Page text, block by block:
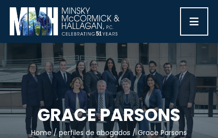
≡
GRACE PARSONS
Home/perfiles de abogados /Grace Parsons